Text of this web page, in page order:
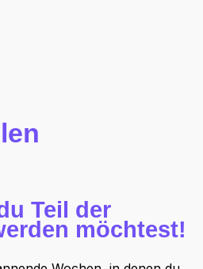
Teil der
möchtest!